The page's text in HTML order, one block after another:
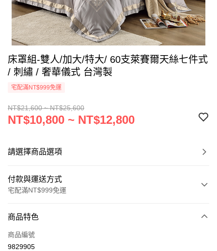
床罩組-雙人/加大/特大/ 60支萊賽爾天絲七件式
/ 刺繡 / 奢華儀式 台灣製
宅配滿NT$999免運
NT$21,600 ~ NT$25,600
NT$10,800 ~ NT$12,800
請選擇商品選項
付款與運送方式
宅配滿NT$999免運
信用卡一次付款
信用卡分期付款
商品特色
商品編號
9829905